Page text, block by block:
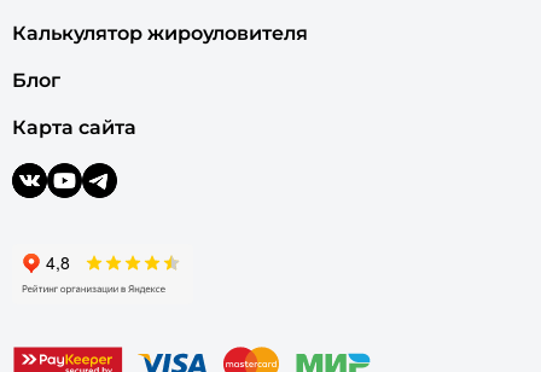
Калькулятор жироуловителя
Блог
Карта сайта